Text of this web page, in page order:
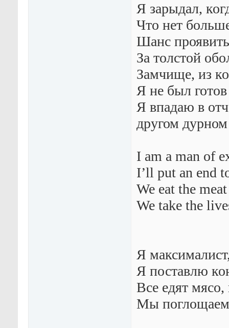
Я зарыдал,
Что нет
Шанс
За толстой
Замчище, из
Я не был
Я впадаю в
другом
I am a man of
I’ll put an end
We eat the
We take the
Я
Я поставлю
Все едят
Мы поглощаем